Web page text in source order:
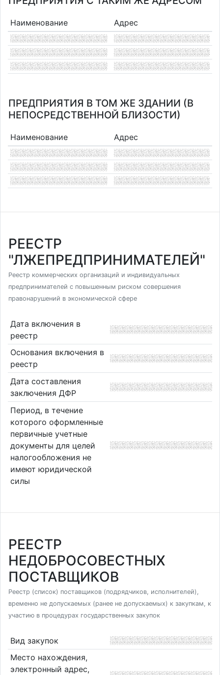
Наименование Адрес
ПРЕДПРИЯТИЯ В ТОМ ЖЕ ЗДАНИИ (В
НЕПОСРЕДСТВЕННОЙ БЛИЗОСТИ)
Наименование Адрес
РЕЕСТР
"ЛЖЕПРЕДПРИНИМАТЕЛЕЙ"
Реестр коммерческих организаций и индивидуальных
предпринимателей с повышенным риском совершения
правонарушений в экономической сфере
Дата включения в
реестр
Основания включения в
реестр
Дата составления
заключения ДФР
Период, в течение
которого оформленные
первичные учетные
документы для целей
налогообложения не
имеют юридической
силы
РЕЕСТР
НЕДОБРОСОВЕСТНЫХ
ПОСТАВЩИКОВ
Реестр (список) поставщиков (подрядчиков, исполнителей),
временно не допускаемых (ранее не допускаемых) к закупкам, к
участию в процедурах государственных закупок
Вид закупок
Место нахождения,
электронный адрес,